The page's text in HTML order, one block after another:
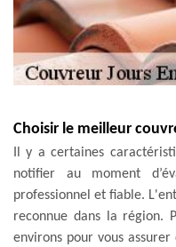
Choisir le meilleur
Il y a certaines
notifier au moment
professionnel et fiable.
reconnue dans la région.
environs pour vous